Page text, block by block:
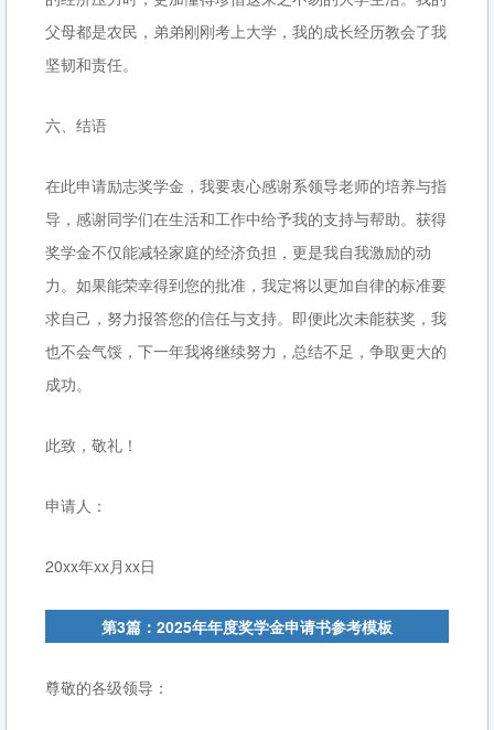
父母都是农民，弟弟刚刚考上大学，我的成长经历教会了我
坚韧和责任。
六、结语
在此申请励志奖学金，我要衷心感谢系领导老师的培养与指
导，感谢同学们在生活和工作中给予我的支持与帮助。获得
奖学金不仅能减轻家庭的经济负担，更是我自我激励的动
力。如果能荣幸得到您的批准，我定将以更加自律的标准要
求自己，努力报答您的信任与支持。即便此次未能获奖，我
也不会气馁，下一年我将继续努力，总结不足，争取更大的
成功。
此致，敬礼！
申请人：
20xx年xx月xx日
第3篇：2025年年度奖学金申请书参考模板
尊敬的各级领导：